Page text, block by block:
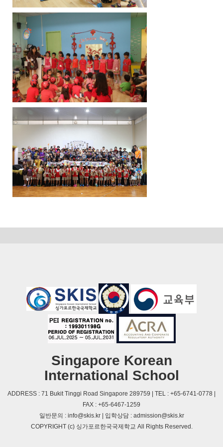
Singapore Korean
International School
ADDRESS : 71 Bukit Tinggi Road Singapore 289759 | TEL : +65-6741-0778 |
FAX : +65-6467-1259
일반문의 : info@skis.kr | 입학상담 : admission@skis.kr
COPYRIGHT (c) 싱가포르한국국제학교 All Rights Reserved.